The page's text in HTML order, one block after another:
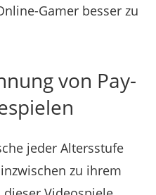
Gamer besser zu
von Pay-
jeder Altersstufe
zu ihrem